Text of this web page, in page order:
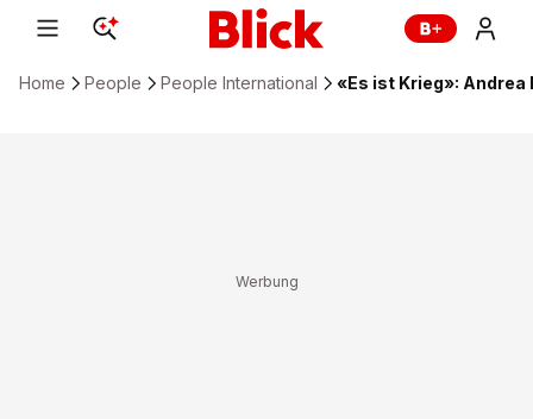
Home People People International «Es ist Krieg»: